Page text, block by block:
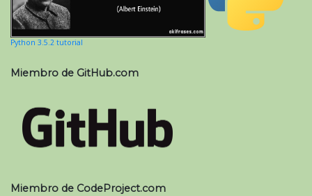
Python 3.5.2 tutorial
Miembro de GitHub.com
Miembro de CodeProject.com